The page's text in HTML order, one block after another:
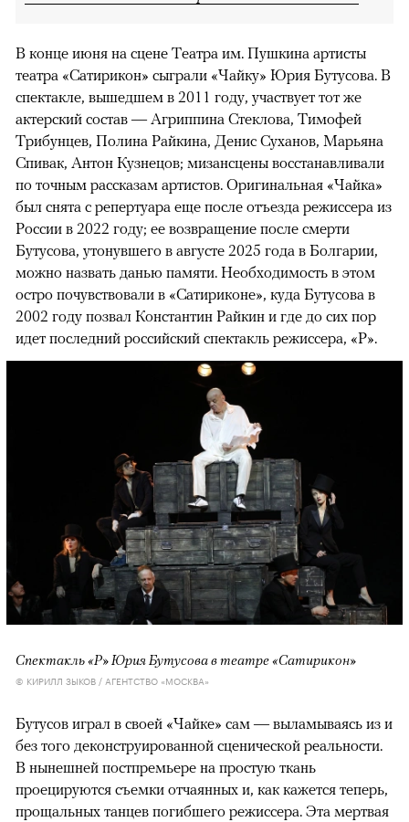
В конце июня на сцене Театра им. Пушкина артисты
театра «Сатирикон» сыграли «Чайку» Юрия Бутусова. В
спектакле, вышедшем в 2011 году, участвует тот же
актерский состав — Агриппина Стеклова, Тимофей
Трибунцев, Полина Райкина, Денис Суханов, Марьяна
Спивак, Антон Кузнецов; мизансцены восстанавливали
по точным рассказам артистов. Оригинальная «Чайка»
был снята с репертуара еще после отъезда режиссера из
России в 2022 году; ее возвращение после смерти
Бутусова, утонувшего в августе 2025 года в Болгарии,
можно назвать данью памяти. Необходимость в этом
остро почувствовали в «Сатириконе», куда Бутусова в
2002 году позвал Константин Райкин и где до сих пор
идет последний российский спектакль режиссера, «Р».
Спектакль «Р» Юрия Бутусова в театре «Сатирикон»
© КИРИЛЛ ЗЫКОВ / АГЕНТСТВО «МОСКВА»
Бутусов играл в своей «Чайке» сам — выламываясь из и
без того деконструированной сценической реальности.
В нынешней постпремьере на простую ткань
проецируются съемки отчаянных и, как кажется теперь,
прощальных танцев погибшего режиссера. Эта мертвая